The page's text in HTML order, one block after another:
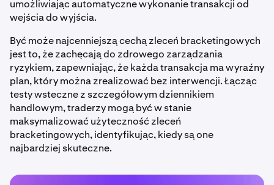
umożliwiając automatyczne wykonanie transakcji od
wejścia do wyjścia.
Być może najcenniejszą cechą zleceń bracketingowych
jest to, że zachęcają do zdrowego zarządzania
ryzykiem, zapewniając, że każda transakcja ma wyraźny
plan, który można zrealizować bez interwencji. Łącząc
testy wsteczne z szczegółowym dziennikiem
handlowym, traderzy mogą być w stanie
maksymalizować użyteczność zleceń
bracketingowych, identyfikując, kiedy są one
najbardziej skuteczne.